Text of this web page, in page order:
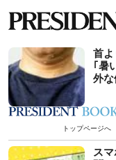
首
｢暑
外
トップページへ
ス